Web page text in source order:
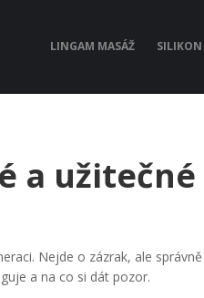
LINGAM MASÁŽ
a užitečné
Nejde o zázrak, ale správně
a na co si dát pozor.